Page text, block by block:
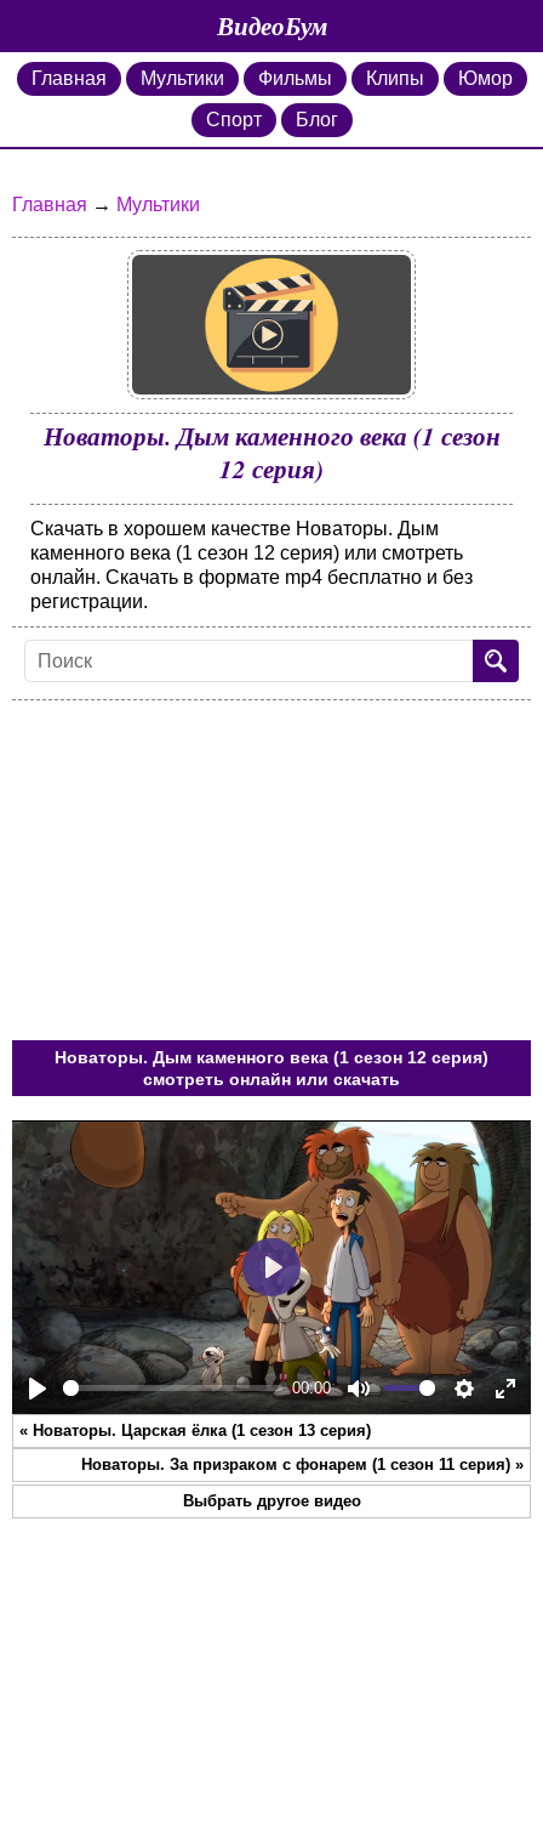
ВидеоБум
Главная Мультики Фильмы Клипы
Юмор
Спорт
Блог
Главная → Мультики
Новаторы. Дым каменного века (1 сезон
12 серия)
Скачать в хорошем качестве Новаторы. Дым
каменного века (1 сезон 12 серия) или смотреть
онлайн. Скачать в формате mp4 бесплатно и без
регистрации.
Новаторы. Дым каменного века (1 сезон 12 серия)
смотреть онлайн или скачать
Play
00:00
Mute Settings
Play
« Новаторы. Царская ёлка (1 сезон 13 серия)
Новаторы. За призраком с фонарем (1 сезон 11 серия) »
Выбрать другое видео